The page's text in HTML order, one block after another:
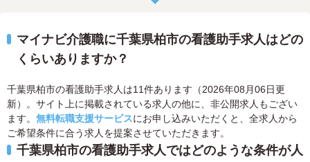
マイナビ介護職に千葉県柏市の看護助手求人はどの
くらいありますか？
千葉県柏市の看護助手求人は11件あります（2026年08月06日更
新）。サイト上に掲載されている求人の他に、非公開求人もござい
ます。 無料転職支援サービスにお申し込みいただくと、全求人から
ご希望条件に合う求人を提案させていただきます。
千葉県柏市の看護助手求人ではどのような条件が人